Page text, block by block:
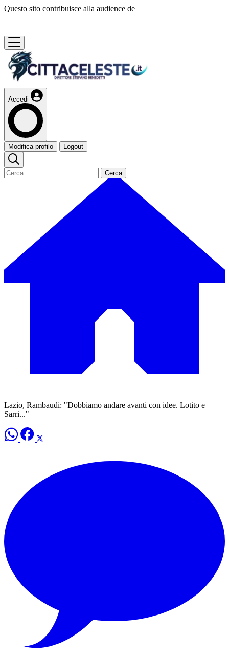
Questo sito contribuisce alla audience de
Accedi
Modifica profilo Logout
Cerca
Lazio, Rambaudi: "Dobbiamo andare avanti con idee. Lotito e
Sarri..."